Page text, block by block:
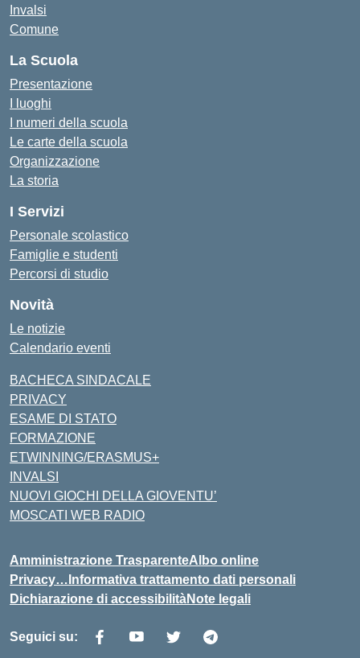
Invalsi
Comune
La Scuola
Presentazione
I luoghi
I numeri della scuola
Le carte della scuola
Organizzazione
La storia
I Servizi
Personale scolastico
Famiglie e studenti
Percorsi di studio
Novità
Le notizie
Calendario eventi
BACHECA SINDACALE
PRIVACY
ESAME DI STATO
FORMAZIONE
ETWINNING/ERASMUS+
INVALSI
NUOVI GIOCHI DELLA GIOVENTU’
MOSCATI WEB RADIO
Amministrazione TrasparenteAlbo online
Privacy…Informativa trattamento dati personali
Dichiarazione di accessibilitàNote legali
Seguici su: